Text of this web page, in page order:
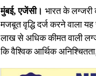
मुंबई, एजेंसी। भारत के लग्जरी
मजबूत वृद्धि दर्ज करने वाला
लाख से अधिक कीमत वाली
कि वैश्विक आर्थिक